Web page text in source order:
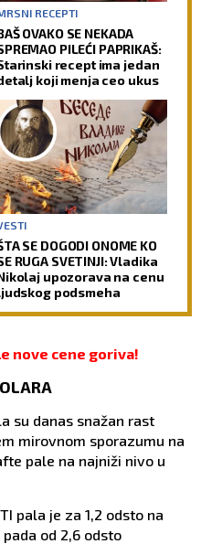
RECEPTI
OVAKO SE NEKADA
PILEĆI PAPRIKAŠ:
recept ima jedan
koji menja ceo ukus
SE DOGODI ONOME KO
RUGA SVETINJI: Vladika
upozorava na cenu
podsmeha
nove cene goriva!
su danas snažan rast
mirovnom sporazumu na
pale na najniži nivo u
pala je za 1,2 odsto na
od 2,6 odsto